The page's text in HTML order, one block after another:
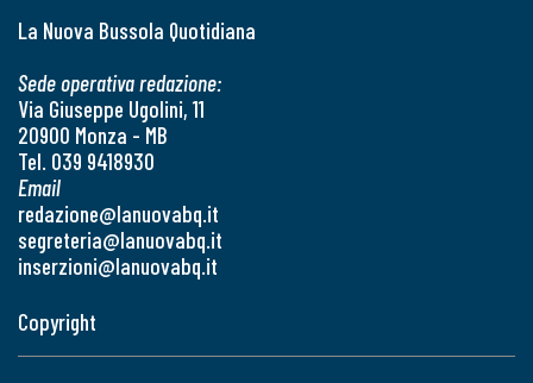
La Nuova Bussola Quotidiana
Sede operativa redazione:
Via Giuseppe Ugolini, 11
20900 Monza - MB
Tel. 039 9418930
Email
redazione@lanuovabq.it
segreteria@lanuovabq.it
inserzioni@lanuovabq.it
Copyright